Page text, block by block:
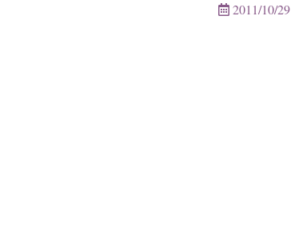
2011/10/29